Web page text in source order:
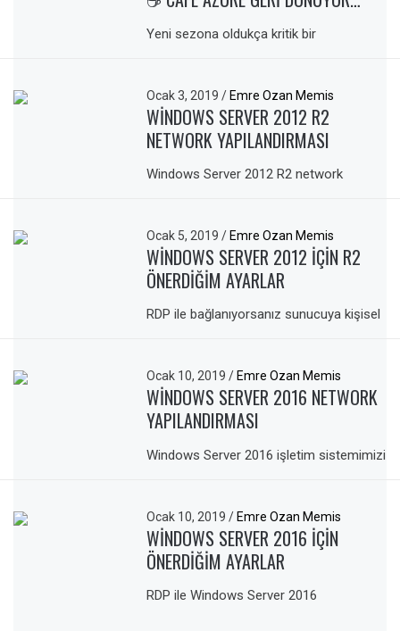
Yeni sezona oldukça kritik bir
Ocak 3, 2019/ Emre Ozan Memis
WINDOWS SERVER 2012 R2
NETWORK YAPILANDIRMASI
Windows Server 2012 R2 network
Ocak 5, 2019/ Emre Ozan Memis
WINDOWS SERVER 2012 IÇIN R2
ÖNERDIĞIM AYARLAR
RDP ile bağlanıyorsanız sunucuya kişisel
Ocak 10, 2019/ Emre Ozan Memis
WINDOWS SERVER 2016 NETWORK
YAPILANDIRMASI
Windows Server 2016 işletim sistemimizi
Ocak 10, 2019/ Emre Ozan Memis
WINDOWS SERVER 2016 IÇIN
ÖNERDIĞIM AYARLAR
RDP ile Windows Server 2016